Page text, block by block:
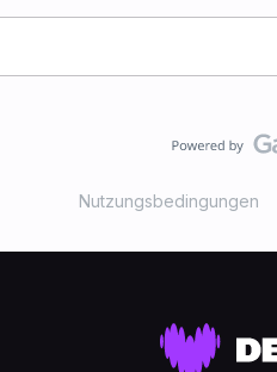
Nutzungsbedingungen